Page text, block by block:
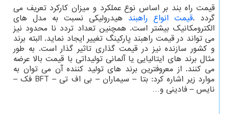
قیمت راه بند بر اساس نوع عملکرد و میزان کارکرد تعریف می
گردد .قیمت انواع راهبند هیدرولیکی نسبت به مدل های
الکترومکانیک بیشتر است. همچنین تعداد تردد نا محدود نیز
می تواند در قیمت راهبند پارکینگ تغییر ایجاد نماید. البته برند
و کشور سازنده نیز در قیمت گذاری تاثیر گذار است. به طور
مثال برند های ایتالیایی یا آلمانی تولیداتی با قیمت بالا عرضه
می کنند. از معروفترین برند های تولید کننده آن می توان به
موارد زیر اشاره کرد: بتا – سیماران – بی اف تیBFT – فک –
نایس – فادینی و…